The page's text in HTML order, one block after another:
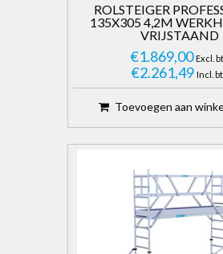
ROLSTEIGER
135X305 4,2M
VRIJSTAAND
€1.869,00 Excl.
€2.261,49 Incl.
Toevoegen aan